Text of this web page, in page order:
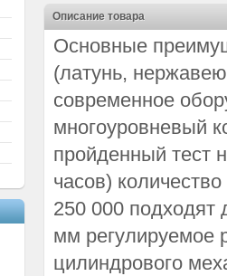
Описание товара
Основные
(латунь,
современное
многоуровневый
пройденный тест
часов)
250 000 подходят
мм регулируемое
цилиндрового